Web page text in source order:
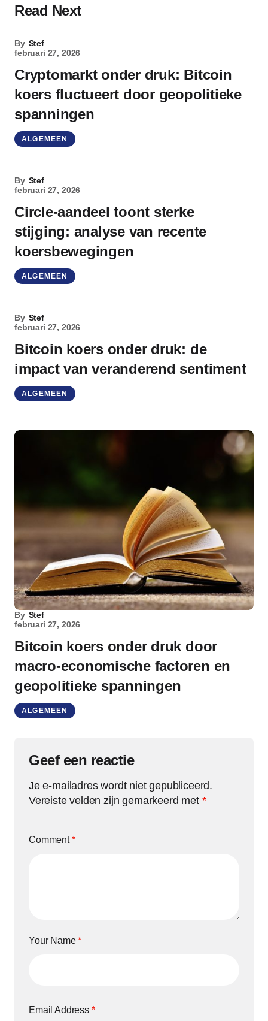
Read Next
By Stef
februari 27, 2026
Cryptomarkt onder druk: Bitcoin
koers fluctueert door geopolitieke
spanningen
ALGEMEEN
By Stef
februari 27, 2026
Circle-aandeel toont sterke
stijging: analyse van recente
koersbewegingen
ALGEMEEN
By Stef
februari 27, 2026
Bitcoin koers onder druk: de
impact van veranderend sentiment
ALGEMEEN
By Stef
februari 27, 2026
Bitcoin koers onder druk door
macro-economische factoren en
geopolitieke spanningen
ALGEMEEN
Geef een reactie
Je e-mailadres wordt niet gepubliceerd.
Vereiste velden zijn gemarkeerd met *
Comment*
Your Name*
Email Address *